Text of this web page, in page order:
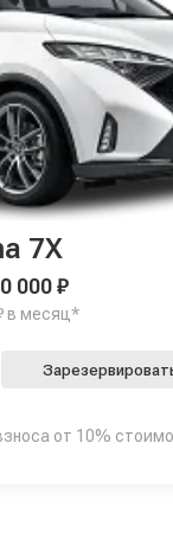
7X
000 ₽
в месяц*
от 10%